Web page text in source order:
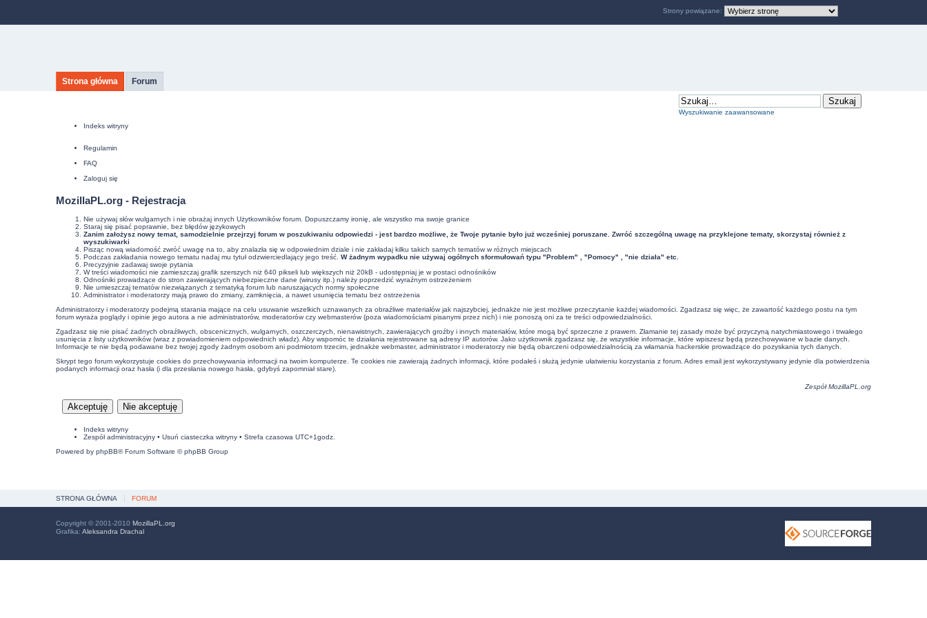
Strona główna Forum
Wyszukiwanie zaawansowane
Indeks witryny
Regulamin
FAQ
Zaloguj się
MozillaPL.org - Rejestracja
Nie używaj słów wulgarnych i nie obrażaj innych Użytkowników forum. Dopuszczamy ironię, ale wszystko ma swoje granice
Staraj się pisać poprawnie, bez błędów językowych
Zanim założysz nowy temat, samodzielnie przejrzyj forum w poszukiwaniu odpowiedzi - jest bardzo możliwe, że Twoje pytanie było już wcześniej poruszane. Zwróć szczególną uwagę na przyklejone tematy, skorzystaj również z
wyszukiwarki
Pisząc nową wiadomość zwróć uwagę na to, aby znalazła się w odpowiednim dziale i nie zakładaj kilku takich samych tematów w różnych miejscach
Podczas zakładania nowego tematu nadaj mu tytuł odzwierciedlający jego treść. W żadnym wypadku nie używaj ogólnych sformułowań typu "Problem" , "Pomocy" , "nie działa" etc.
Precyzyjnie zadawaj swoje pytania
W treści wiadomości nie zamieszczaj grafik szerszych niż 640 pikseli lub większych niż 20kB - udostępniaj je w postaci odnośników
Odnośniki prowadzące do stron zawierających niebezpieczne dane (wirusy itp.) należy poprzedzić wyraźnym ostrzeżeniem
Nie umieszczaj tematów niezwiązanych z tematyką forum lub naruszających normy społeczne
Administrator i moderatorzy mają prawo do zmiany, zamknięcia, a nawet usunięcia tematu bez ostrzeżenia
Administratorzy i moderatorzy podejmą starania mające na celu usuwanie wszelkich uznawanych za obraźliwe materiałów jak najszybciej, jednakże nie jest możliwe przeczytanie każdej wiadomości. Zgadzasz się więc, że zawartość każdego postu na tym
forum wyraża poglądy i opinie jego autora a nie administratorów, moderatorów czy webmasterów (poza wiadomościami pisanymi przez nich) i nie ponoszą oni za te treści odpowiedzialności.
Zgadzasz się nie pisać żadnych obraźliwych, obscenicznych, wulgarnych, oszczerczych, nienawistnych, zawierających groźby i innych materiałów, które mogą być sprzeczne z prawem. Złamanie tej zasady może być przyczyną natychmiastowego i trwałego
usunięcia z listy użytkowników (wraz z powiadomieniem odpowiednich władz). Aby wspomóc te działania rejestrowane są adresy IP autorów. Jako użytkownik zgadzasz się, że wszystkie informacje, które wpiszesz będą przechowywane w bazie danych.
Informacje te nie będą podawane bez twojej zgody żadnym osobom ani podmiotom trzecim, jednakże webmaster, administrator i moderatorzy nie będą obarczeni odpowiedzialnością za włamania hackerskie prowadzące do pozyskania tych danych.
Skrypt tego forum wykorzystuje cookies do przechowywania informacji na twoim komputerze. Te cookies nie zawierają żadnych informacji, które podałeś i służą jedynie ułatwieniu korzystania z forum. Adres email jest wykorzystywany jedynie dla potwierdzenia
podanych informacji oraz hasła (i dla przesłania nowego hasła, gdybyś zapomniał stare).
ZespółMozillaPL.org
Indeks witryny
Zespół administracyjny• Usuń ciasteczka witryny• Strefa czasowa UTC+1godz.
Powered by phpBB® Forum Software © phpBB Group
Strony powiązane:
STRONA GŁÓWNA FORUM
Copyright © 2001-2010 MozillaPL.org
Grafika: Aleksandra Drachal